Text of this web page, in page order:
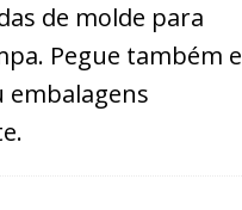
de molde para
Pegue também e
embalagens